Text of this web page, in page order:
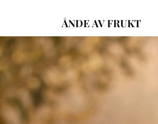
ÅNDE AV FRUKT